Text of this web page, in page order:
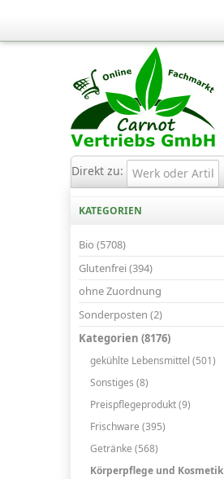
Direkt zu:
KATEGORIEN
Bio (5708)
Glutenfrei (394)
ohne Zuordnung
Sonderposten (2)
Kategorien (8176)
gekühlte Lebensmittel (501)
Sonstiges (8)
Preispflegeprodukt (9)
Frischware (395)
Getränke (568)
Körperpflege und Kosmetik